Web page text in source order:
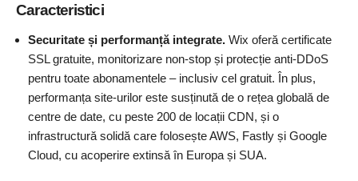
Caracteristici
Securitate și performanță integrate. Wix oferă certificate
SSL gratuite, monitorizare non-stop și protecție anti-DDoS
pentru toate abonamentele – inclusiv cel gratuit. În plus,
performanța site-urilor este susținută de o rețea globală de
centre de date, cu peste 200 de locații CDN, și o
infrastructură solidă care folosește AWS, Fastly și Google
Cloud, cu acoperire extinsă în Europa și SUA.